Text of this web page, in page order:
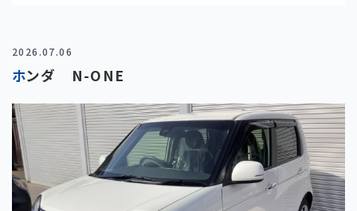
2026.07.06
ホンダ N-ONE